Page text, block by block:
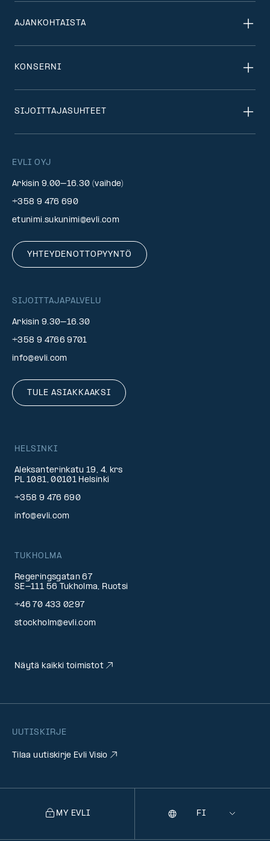
EVLI OYJ
Arkisin 9.00–16.30 (vaihde)
+358 9 476 690
etunimi.sukunimi@evli.com
YHTEYDENOTTOPYYNTÖ
SIJOITTAJAPALVELU
Arkisin 9.30–16.30
+358 9 4766 9701
info@evli.com
TULE ASIAKKAAKSI
AJANKOHTAISTA
KONSERNI
SIJOITTAJASUHTEET
UUTISKIRJE
Tilaa uutiskirje Evli Visio
HELSINKI
Aleksanterinkatu 19, 4. krs
PL 1081, 00101 Helsinki
+358 9 476 690
info@evli.com
TUKHOLMA
Regeringsgatan 67
SE-111 56 Tukholma, Ruotsi
+46 70 433 0297
stockholm@evli.com
Näytä kaikki toimistot
MY EVLI
Selecting
Kieli